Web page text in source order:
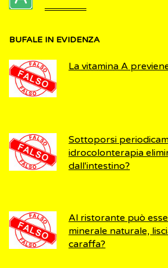
BUFALEIN EVIDENZA
La vitamina A
Sottoporsi
idrocolonterapia
dall'intestino?
Al ristorante può
minerale naturale,
caraffa?